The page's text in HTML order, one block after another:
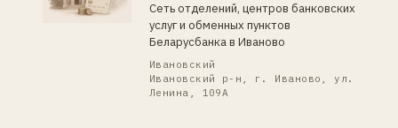
Сеть отделений, центров банковских
услуг и обменных пунктов
Беларусбанка в Иваново
Ивановский
Ивановский р-н, г. Иваново, ул.
Ленина, 109А